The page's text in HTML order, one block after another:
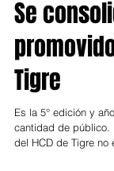
6 dic 2021
Tigre
Se